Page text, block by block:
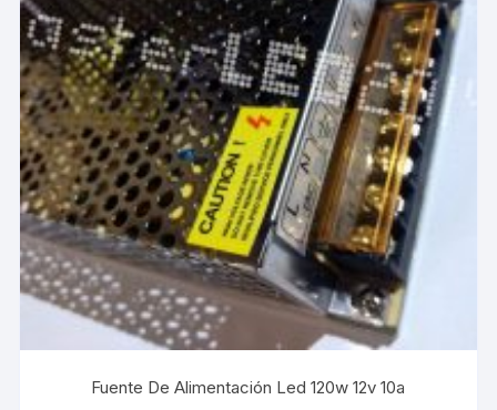
Fuente De Alimentación Led 120w 12v 10a